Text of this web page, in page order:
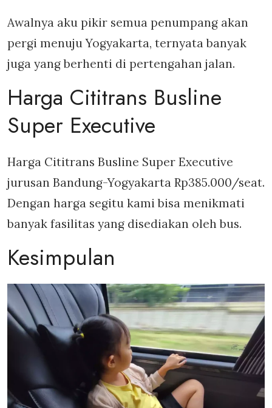
Awalnya aku pikir semua penumpang akan
pergi menuju Yogyakarta, ternyata banyak
juga yang berhenti di pertengahan jalan.
Harga Cititrans Busline
Super Executive
Harga Cititrans Busline Super Executive
jurusan Bandung-Yogyakarta Rp385.000/seat.
Dengan harga segitu kami bisa menikmati
banyak fasilitas yang disediakan oleh bus.
Kesimpulan